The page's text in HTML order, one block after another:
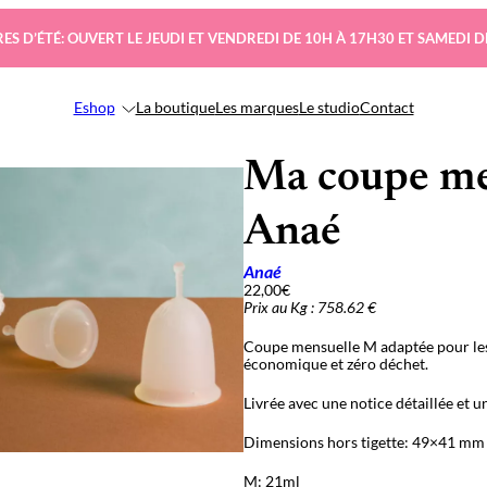
D’ÉTÉ: OUVERT LE JEUDI ET VENDREDI DE 10H À 17H30 ET SAMEDI
Eshop La boutiqueLes marquesLe studioContact
Ma coupe
Anaé
Anaé
22,00€
Prix au Kg : 758.62 €
Coupe mensuelle M adaptée pour
économique et zéro déchet.
Livrée avec une notice détaillée et
Dimensions hors tigette: 49×41 mm
M: 21ml